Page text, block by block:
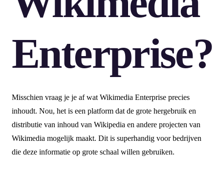
Enterprise?
Misschien vraag je je af wat Wikimedia Enterprise precies
inhoudt. Nou, het is een platform dat de grote hergebruik en
distributie van inhoud van Wikipedia en andere projecten van
Wikimedia mogelijk maakt. Dit is superhandig voor bedrijven
die deze informatie op grote schaal willen gebruiken.